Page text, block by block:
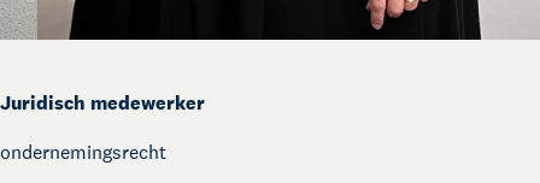
Juridisch medewerker
ondernemingsrecht